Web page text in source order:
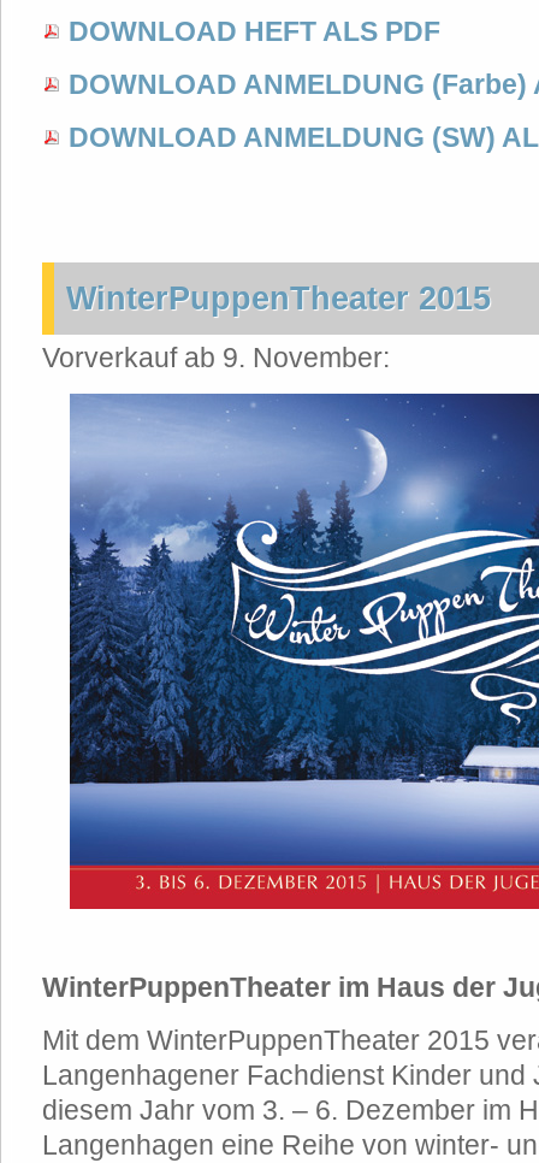
DOWNLOAD HEFT ALS PDF
DOWNLOAD ANMELDUNG (Farbe)
DOWNLOAD ANMELDUNG (SW)
WinterPuppenTheater 2015
Vorverkauf ab 9. November:
WinterPuppenTheater im Haus der
Mit dem WinterPuppenTheater 2015
Langenhagener Fachdienst Kinder und
diesem Jahr vom 3. – 6. Dezember im
Langenhagen eine Reihe von winter-